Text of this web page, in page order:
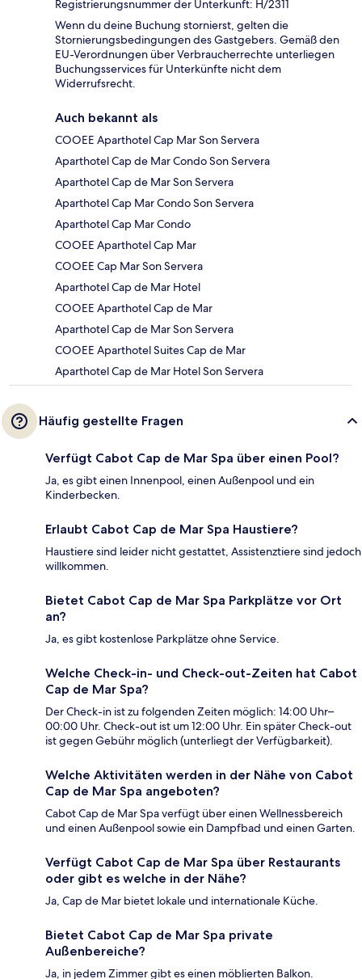
Registrierungsnummer der Unterkunft: H/2311
Wenn du deine Buchung stornierst, gelten die
Stornierungsbedingungen des Gastgebers. Gemäß den
EU-Verordnungen über Verbraucherrechte unterliegen
Buchungsservices für Unterkünfte nicht dem
Widerrufsrecht.
Auch bekannt als
COOEE Aparthotel Cap Mar Son Servera
Aparthotel Cap de Mar Condo Son Servera
Aparthotel Cap de Mar Son Servera
Aparthotel Cap Mar Condo Son Servera
Aparthotel Cap Mar Condo
COOEE Aparthotel Cap Mar
COOEE Cap Mar Son Servera
Aparthotel Cap de Mar Hotel
COOEE Aparthotel Cap de Mar
Aparthotel Cap de Mar Son Servera
COOEE Aparthotel Suites Cap de Mar
Aparthotel Cap de Mar Hotel Son Servera
Häufig gestellte Fragen
Verfügt Cabot Cap de Mar Spa über einen Pool?
Ja, es gibt einen Innenpool, einen Außenpool und ein
Kinderbecken.
Erlaubt Cabot Cap de Mar Spa Haustiere?
Haustiere sind leider nicht gestattet, Assistenztiere sind jedoch
willkommen.
Bietet Cabot Cap de Mar Spa Parkplätze vor Ort
an?
Ja, es gibt kostenlose Parkplätze ohne Service.
Welche Check-in- und Check-out-Zeiten hat Cabot
Cap de Mar Spa?
Der Check-in ist zu folgenden Zeiten möglich: 14:00 Uhr–
00:00 Uhr. Check-out ist um 12:00 Uhr. Ein später Check-out
ist gegen Gebühr möglich (unterliegt der Verfügbarkeit).
Welche Aktivitäten werden in der Nähe von Cabot
Cap de Mar Spa angeboten?
Cabot Cap de Mar Spa verfügt über einen Wellnessbereich
und einen Außenpool sowie ein Dampfbad und einen Garten.
Verfügt Cabot Cap de Mar Spa über Restaurants
oder gibt es welche in der Nähe?
Ja, Cap de Mar bietet lokale und internationale Küche.
Bietet Cabot Cap de Mar Spa private
Außenbereiche?
Ja, in jedem Zimmer gibt es einen möblierten Balkon.